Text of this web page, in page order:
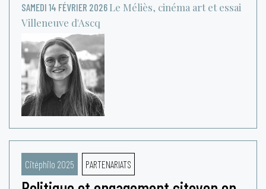
SAMEDI 14 FÉVRIER 2026 Le Méliès, cinéma art et essai
Villeneuve d'Ascq
Citéphilo 2025 PARTENARIATS